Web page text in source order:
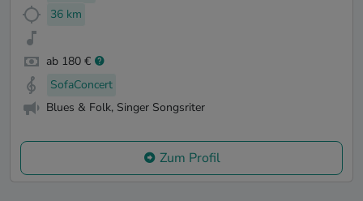
36 km
ab 180 €
SofaConcert
Blues & Folk, Singer Songsriter
Zum Profil